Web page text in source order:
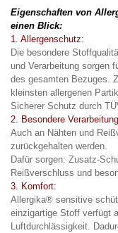
Eigenschaften von
einen Blick:
1. Allergenschutz:
Die besondere
und Verarbeitung sorgen
des gesamten Bezuges.
kleinsten allergenen
Sicherer Schutz durch
2. Besondere
Auch an Nähten und
zurückgehalten werden.
Dafür sorgen: Zusatz-
Reißverschluss und b
3. Komfort:
Allergika® sensitive
einzigartige Stoff verfügt
Luftdurchlässigkeit.